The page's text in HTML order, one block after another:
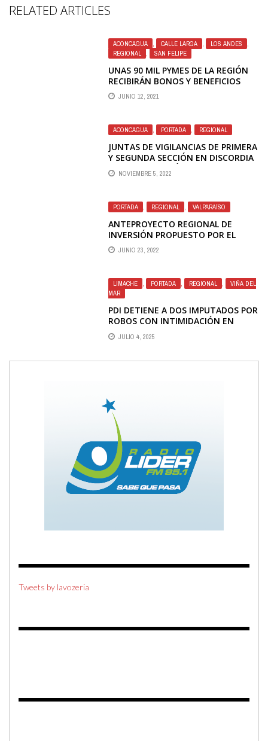
RELATED ARTICLES
ACONCAGUA , CALLE LARGA , LOS ANDES
,
REGIONAL
, SAN FELIPE
UNAS 90 MIL PYMES DE LA REGIÓN
RECIBIRÁN BONOS Y BENEFICIOS
TRIBUTARIOS
JUNIO 12, 2021
ACONCAGUA , PORTADA , REGIONAL
JUNTAS DE VIGILANCIAS DE PRIMERA
Y SEGUNDA SECCIÓN EN DISCORDIA
POR DISTRIBUCIÓN DE CAUDAL DEL
RÍO ACONCAGUA
NOVIEMBRE 5, 2022
PORTADA REGIONAL VALPARAÍSO
ANTEPROYECTO REGIONAL DE
INVERSIÓN PROPUESTO POR EL
GOBIERNO REGIONAL DE
VALPARAÍSO FUE APROBADO POR EL
JUNIO 23, 2022
LIMACHE , PORTADA , REGIONAL ,
VIÑA DEL
MAR
PDI DETIENE A DOS IMPUTADOS POR
ROBOS CON INTIMIDACIÓN EN
SERVICENTROS DE VIÑA DEL MAR,
LIMACHE Y OLMUÉ
JULIO 4, 2025
Tweets by lavozeria